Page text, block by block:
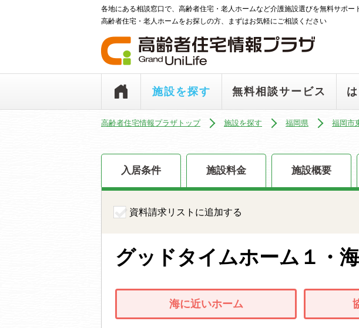
各地にある相談窓口で、高齢者住宅・老人ホームなど介護施設選びを無料サポー
高齢者住宅・老人ホームをお探しの方、まずはお気軽にご相談ください
施設を探す 無料相談サービス
高齢者住宅情報プラザトップ 施設を探す 福岡県 福岡市
入居条件 施設料金 施設概要
資料請求リストに追加する
グッドタイムホーム１・
海に近いホーム